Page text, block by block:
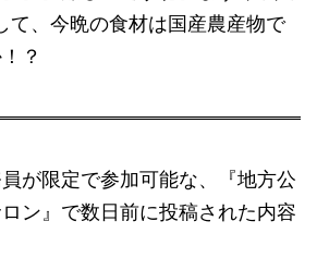
て、今晩の食材は国産農産物で
？
が限定で参加可能な、『地方公
ン』で数日前に投稿された内容